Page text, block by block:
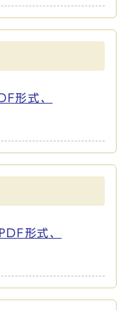
形式、
形式、